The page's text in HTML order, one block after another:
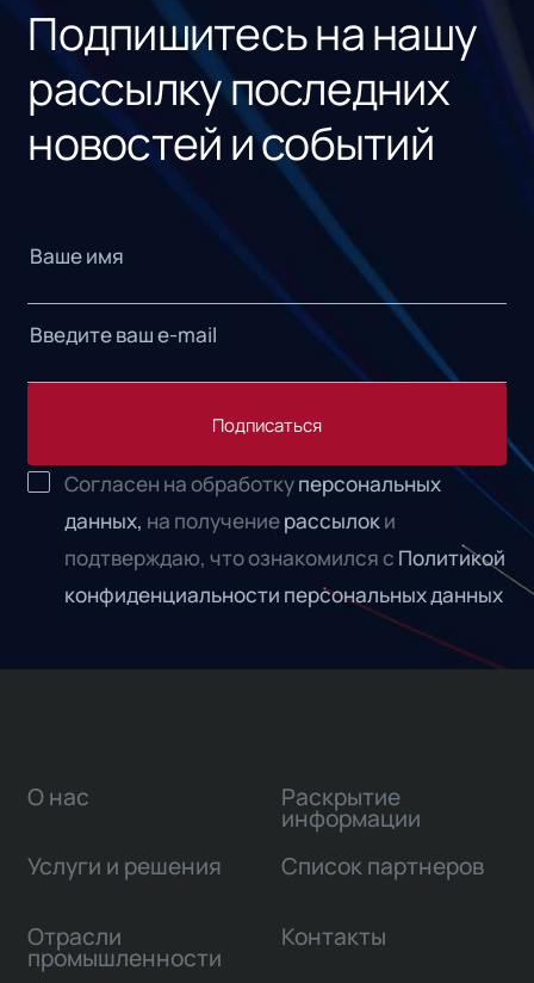
Подпишитесь на нашу
рассылку последних
новостей и событий
Подписаться
Согласен на обработкуперсональных
данных, на получениерассылоки
подтверждаю, что ознакомился с Политикой
конфиденциальности персональных данных
О нас
Услуги и решения
Отрасли
промышленности
Раскрытие
информации
Список партнеров
Контакты